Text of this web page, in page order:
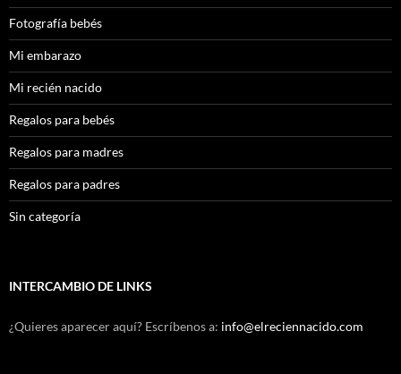
Fotografía bebés
Mi embarazo
Mi recién nacido
Regalos para bebés
Regalos para madres
Regalos para padres
Sin categoría
INTERCAMBIO DE LINKS
¿Quieres aparecer aquí? Escríbenos a: info@elreciennacido.com